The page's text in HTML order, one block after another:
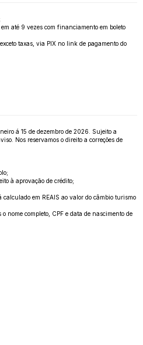
até 9 vezes com financiamento em boleto
taxas, via PIX no link de pagamento do
á 15 de dezembro de 2026. Sujeito a
Nos reservamos o direito a correções de
à aprovação de crédito;
em REAIS ao valor do câmbio turismo
nome completo, CPF e data de nascimento de